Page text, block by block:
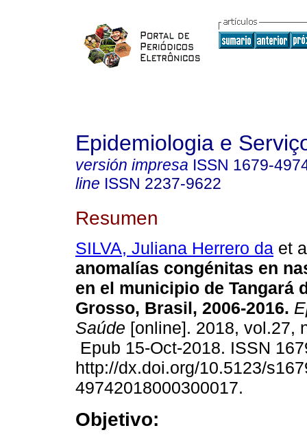
Epidemiologia e
versión impresa ISSN 1679-
line ISSN 2237-9622
Resumen
SILVA, Juliana Herrero da et
anomalías congénitas en
en el municipio de Tangará
Grosso, Brasil, 2006-2016.
Saúde [online]. 2018, vol.27,
Epub 15-Oct-2018. ISSN
http://dx.doi.org/10.5123/
49742018000300017.
Objetivo: